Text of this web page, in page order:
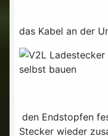
das Kabel an der
den Endstopfen
Stecker wieder